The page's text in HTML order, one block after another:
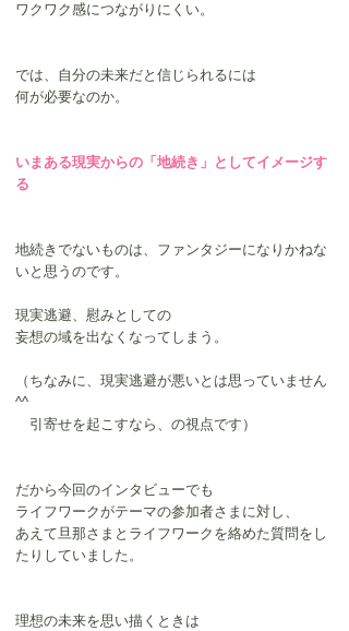
ワクワク感につながりにくい。
では、自分の未来だと信じられるには
何が必要なのか。
いまある現実からの「地続き」としてイメージす
る
地続きでないものは、ファンタジーになりかねな
いと思うのです。
現実逃避、慰みとしての
妄想の域を出なくなってしまう。
（ちなみに、現実逃避が悪いとは思っていません
^^
引寄せを起こすなら、の視点です）
だから今回のインタビューでも
ライフワークがテーマの参加者さまに対し、
あえて旦那さまとライフワークを絡めた質問をし
たりしていました。
理想の未来を思い描くときは